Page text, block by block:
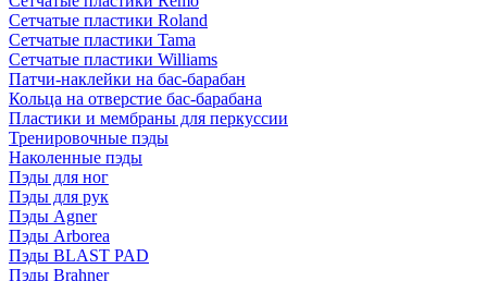
Сетчатые пластики Roland
Сетчатые пластики Tama
Сетчатые пластики Williams
Патчи-наклейки на бас-барабан
Кольца на отверстие бас-барабана
Пластики и мембраны для перкуссии
Тренировочные пэды
Наколенные пэды
Пэды для ног
Пэды для рук
Пэды Agner
Пэды Arborea
Пэды BLAST PAD
Пэды Brahner